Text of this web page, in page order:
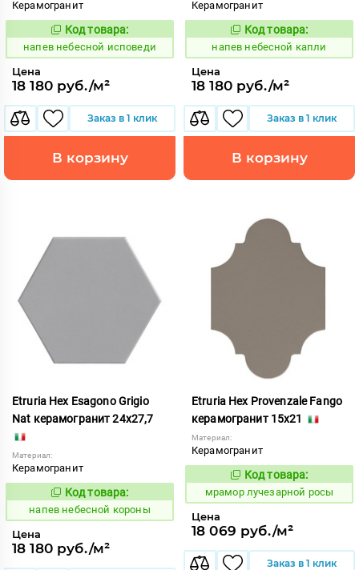
Керамогранит
1086035
Код товара:
напев небесной исповеди
Цена
18 180 руб./м²
Заказ в 1 клик
В корзину
Керамогранит
1086037
Код товара:
напев небесной капли
Цена
18 180 руб./м²
Заказ в 1 клик
В корзину
Etruria Hex Esagono Grigio
Nat керамогранит 24x27,7
Материал:
Керамогранит
1086038
Код товара:
напев небесной короны
Цена
18 180 руб./м²
Etruria Hex Provenzale Fango
керамогранит 15x21
Материал:
Керамогранит
1073457
Код товара:
мрамор лучезарной росы
Цена
18 069 руб./м²
Заказ в 1 клик